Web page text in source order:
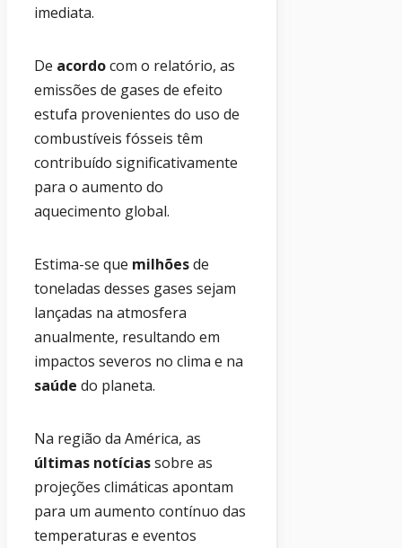
imediata.
De acordocom o relatório, as
emissões de gases de efeito
estufa provenientes do uso de
combustíveis fósseis têm
contribuído significativamente
para o aumento do
aquecimento global.
Estima-se que milhõesde
toneladas desses gases sejam
lançadas na atmosfera
anualmente, resultando em
impactos severos no clima e na
saúde do planeta.
Na região da América, as
últimas notíciassobre as
projeções climáticas apontam
para um aumento contínuo das
temperaturas e eventos